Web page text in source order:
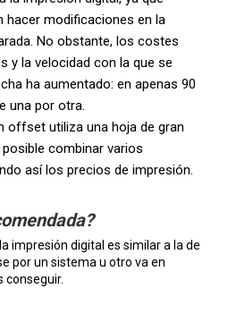
hacer modificaciones en la
No obstante, los costes
y la velocidad con la que se
ha aumentado: en apenas 90
una por otra.
offset utiliza una hoja de gran
combinar varios
así los precios de impresión.
impresión digital es similar a la de
por un sistema u otro va en
conseguir.